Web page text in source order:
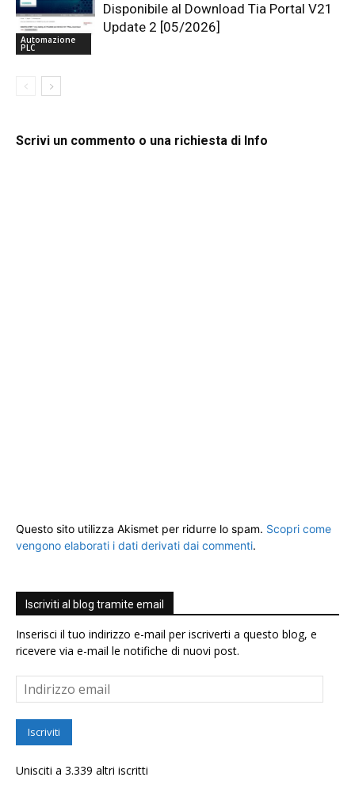
Automazione
PLC
Disponibile al Download Tia Portal V21
Update 2 [05/2026]
Scrivi un commento o una richiesta di Info
Questo sito utilizza Akismet per ridurre lo spam. Scopri come
vengono elaborati i dati derivati dai commenti.
Iscriviti al blog tramite email
Inserisci il tuo indirizzo e-mail per iscriverti a questo blog, e
ricevere via e-mail le notifiche di nuovi post.
Indirizzo
email
Iscriviti
Unisciti a 3.339 altri iscritti